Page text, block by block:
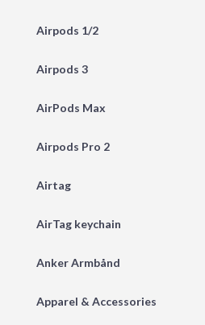
Airpods 1/2
Airpods 3
AirPods Max
Airpods Pro 2
Airtag
AirTag keychain
Anker Armbånd
Apparel & Accessories